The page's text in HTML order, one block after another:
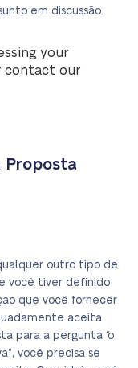
em discussão.
your
contact our
Proposta
outro tipo de
você tiver definido
que você fornecer
aceita.
para a pergunta “o
você precisa se